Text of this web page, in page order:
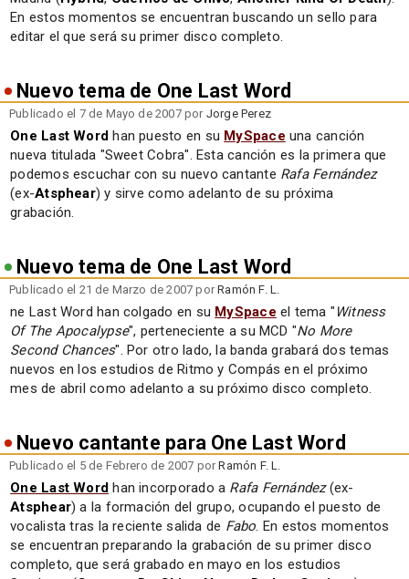
En estos momentos se encuentran buscando un sello para
editar el que será su primer disco completo.
Nuevo tema de One Last Word
Publicado el 7 de Mayo de 2007 por Jorge Perez
One Last Word han puesto en su MySpace una canción
nueva titulada "Sweet Cobra". Esta canción es la primera que
podemos escuchar con su nuevo cantante Rafa Fernández
(ex-Atsphear) y sirve como adelanto de su próxima
grabación.
Nuevo tema de One Last Word
Publicado el 21 de Marzo de 2007 porRamón F. L.
ne Last Word han colgado en su MySpace el tema " Witness
Of The Apocalypse", perteneciente a su MCD "No More
Second Chances". Por otro lado, la banda grabará dos temas
nuevos en los estudios de Ritmo y Compás en el próximo
mes de abril como adelanto a su próximo disco completo.
Nuevo cantante para One Last Word
Publicado el 5 de Febrero de 2007 porRamón F. L.
One Last Word han incorporado a Rafa Fernández(ex-
Atsphear) a la formación del grupo, ocupando el puesto de
vocalista tras la reciente salida de Fabo. En estos momentos
se encuentran preparando la grabación de su primer disco
completo, que será grabado en mayo en los estudios